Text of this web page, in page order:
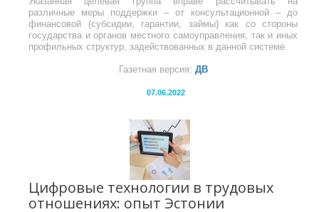
различные меры поддержки – от консультационной – до
финансовой (субсидии, гарантии, займы) как со стороны
государства и органов местного самоуправления, так и иных
профильных структур, задействованных в данной системе.
Газетная версия: ДВ
07.06.2022
Цифровые технологии в трудовых
отношениях: опыт Эстонии